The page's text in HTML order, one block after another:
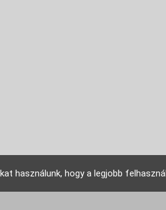
használunk, hogy a legjobb